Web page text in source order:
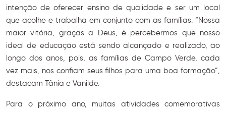
intenção de oferecer ensino de qualidade e ser um local
que acolhe e trabalha em conjunto com as famílias. “Nossa
maior vitória, graças a Deus, é percebermos que nosso
ideal de educação está sendo alcançado e realizado, ao
longo dos anos, pois, as famílias de Campo Verde, cada
vez mais, nos confiam seus filhos para uma boa formação”,
destacam Tânia e Vanilde.
Para o próximo ano, muitas atividades comemorativas